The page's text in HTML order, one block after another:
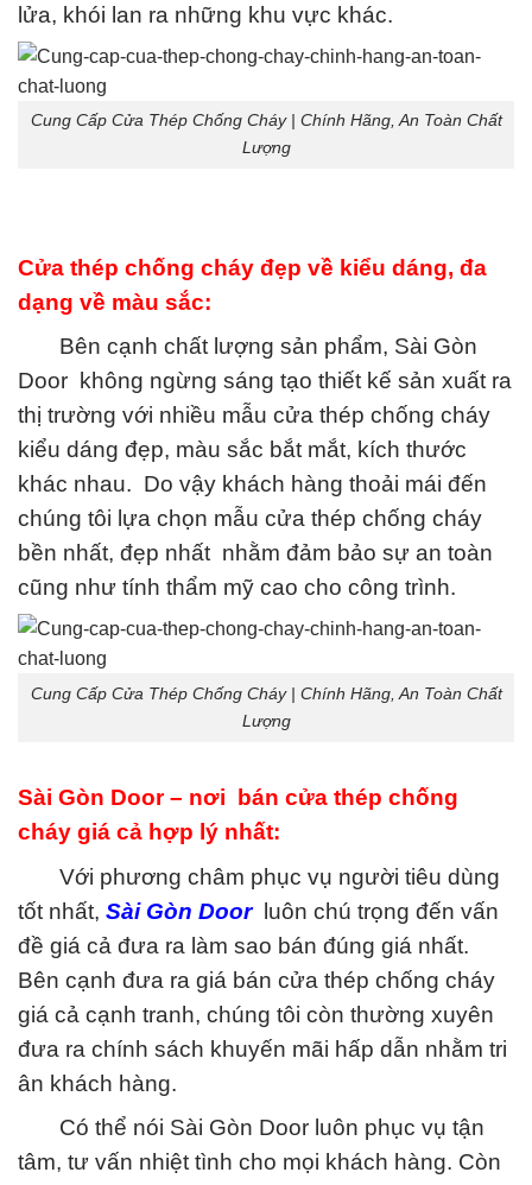
lửa, khói lan ra những khu vực khác.
Cung Cấp Cửa Thép Chống Cháy | Chính Hãng, An Toàn Chất
Lượng‎
Cửa thép chống cháy đẹp về kiểu dáng, đa
dạng về màu sắc:
Bên cạnh chất lượng sản phẩm, Sài Gòn
Door không ngừng sáng tạo thiết kế sản xuất ra
thị trường với nhiều mẫu cửa thép chống cháy
kiểu dáng đẹp, màu sắc bắt mắt, kích thước
khác nhau. Do vậy khách hàng thoải mái đến
chúng tôi lựa chọn mẫu cửa thép chống cháy
bền nhất, đẹp nhất nhằm đảm bảo sự an toàn
cũng như tính thẩm mỹ cao cho công trình.
Cung Cấp Cửa Thép Chống Cháy | Chính Hãng, An Toàn Chất
Lượng‎
Sài Gòn Door – nơi bán cửa thép chống
cháy giá cả hợp lý nhất:
Với phương châm phục vụ người tiêu dùng
tốt nhất, Sài Gòn Door luôn chú trọng đến vấn
đề giá cả đưa ra làm sao bán đúng giá nhất.
Bên cạnh đưa ra giá bán cửa thép chống cháy
giá cả cạnh tranh, chúng tôi còn thường xuyên
đưa ra chính sách khuyến mãi hấp dẫn nhằm tri
ân khách hàng.
Có thể nói Sài Gòn Door luôn phục vụ tận
tâm, tư vấn nhiệt tình cho mọi khách hàng. Còn